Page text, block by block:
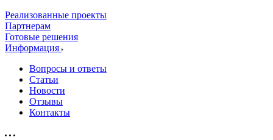
Реализованные проекты
Партнерам
Готовые решения
Информация
Вопросы и ответы
Статьи
Новости
Отзывы
Контакты